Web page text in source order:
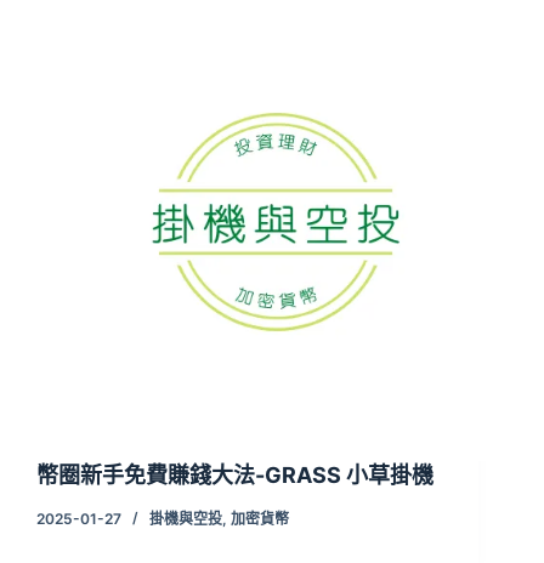
幣圈新手免費賺錢大法-GRASS 小草掛機
2025-01-27 掛機與空投, 加密貨幣